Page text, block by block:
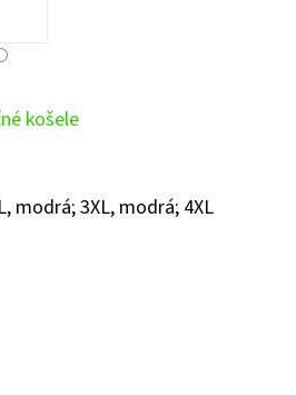
košele
modrá; 3XL, modrá; 4XL